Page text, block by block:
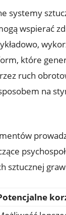
systemy
wspierać
które
ruch
na
sztucznej